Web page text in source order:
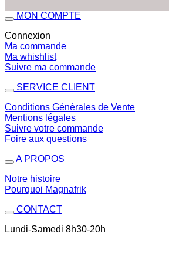
MON COMPTE
Connexion
Ma commande
Ma whishlist
Suivre ma commande
SERVICE CLIENT
Conditions Générales de Vente
Mentions légales
Suivre votre commande
Foire aux questions
A PROPOS
Notre histoire
Pourquoi Magnafrik
CONTACT
Lundi-Samedi 8h30-20h